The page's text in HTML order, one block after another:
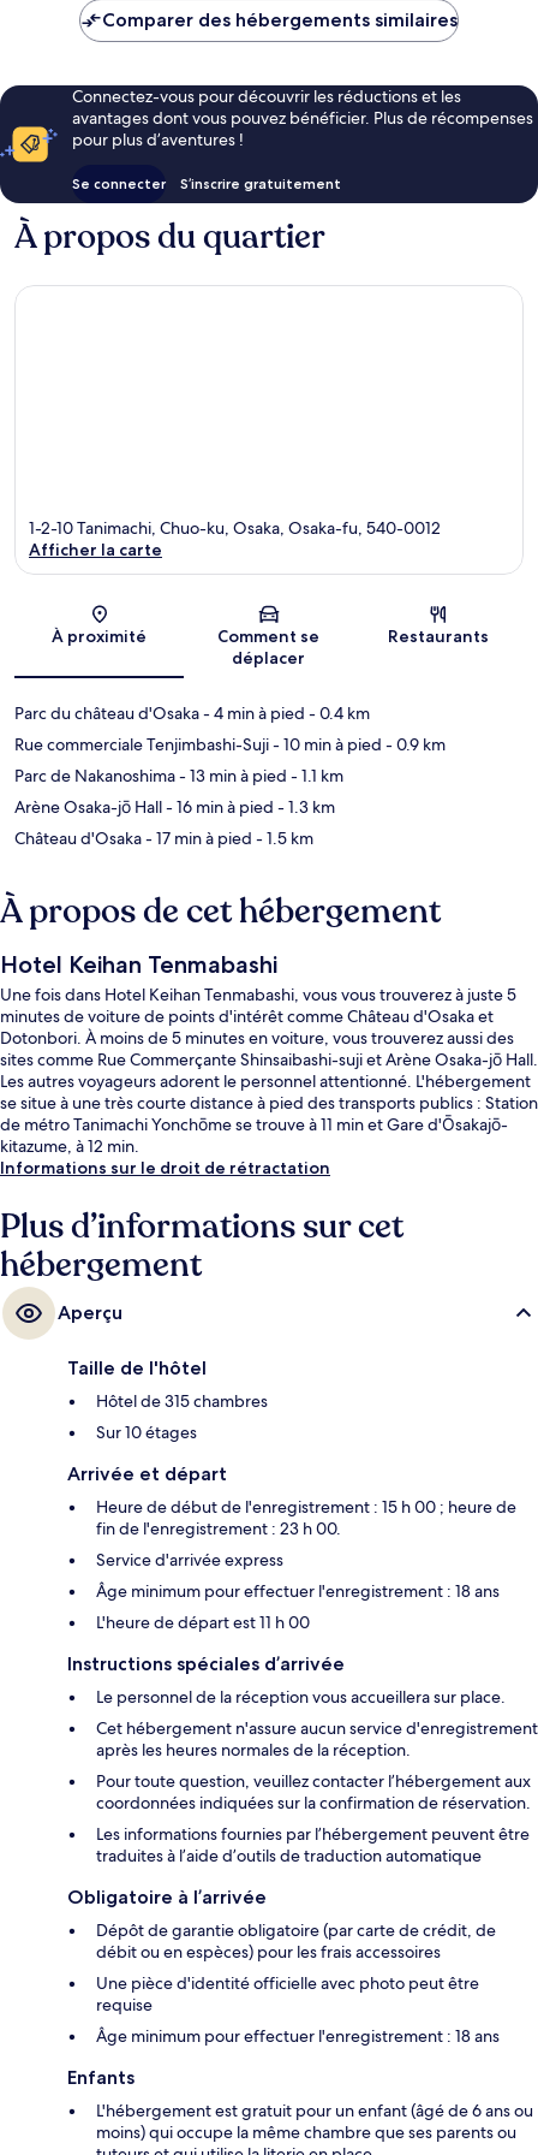
est
de
Comparer des hébergements similaires
Connectez-vous pour découvrir les réductions et les
avantages dont vous pouvez bénéficier. Plus de récompenses
pour plus d’aventures !
Se connecter S’inscrire gratuitement
À propos du quartier
Carte
1-2-10 Tanimachi, Chuo-ku, Osaka, Osaka-fu, 540-0012
Afficher la carte
À proximité
Comment se
déplacer
Restaurants
Parc du château d'Osaka- 4 min à pied - 0.4 km
Rue commerciale Tenjimbashi-Suji- 10 min à pied - 0.9 km
Parc de Nakanoshima- 13 min à pied - 1.1 km
Arène Osaka-jō Hall- 16 min à pied - 1.3 km
Château d'Osaka- 17 min à pied - 1.5 km
À propos de cet hébergement
Hotel Keihan Tenmabashi
Une fois dans Hotel Keihan Tenmabashi, vous vous trouverez à juste 5
minutes de voiture de points d'intérêt comme Château d'Osaka et
Dotonbori. À moins de 5 minutes en voiture, vous trouverez aussi des
sites comme Rue Commerçante Shinsaibashi-suji et Arène Osaka-jō Hall.
Les autres voyageurs adorent le personnel attentionné. L'hébergement
se situe à une très courte distance à pied des transports publics : Station
de métro Tanimachi Yonchōme se trouve à 11 min et Gare d'Ōsakajō-
kitazume, à 12 min.
Informations sur le droit de rétractation
Plus d’informations sur cet
hébergement
Aperçu
Taille de l'hôtel
Hôtel de 315 chambres
Sur 10 étages
Arrivée et départ
Heure de début de l'enregistrement : 15 h 00 ; heure de
fin de l'enregistrement : 23 h 00.
Service d'arrivée express
Âge minimum pour effectuer l'enregistrement : 18 ans
L'heure de départ est 11 h 00
Instructions spéciales d’arrivée
Le personnel de la réception vous accueillera sur place.
Cet hébergement n'assure aucun service d'enregistrement
après les heures normales de la réception.
Pour toute question, veuillez contacter l’hébergement aux
coordonnées indiquées sur la confirmation de réservation.
Les informations fournies par l’hébergement peuvent être
traduites à l’aide d’outils de traduction automatique
Obligatoire à l’arrivée
Dépôt de garantie obligatoire (par carte de crédit, de
débit ou en espèces) pour les frais accessoires
Une pièce d'identité officielle avec photo peut être
requise
Âge minimum pour effectuer l'enregistrement : 18 ans
Enfants
L'hébergement est gratuit pour un enfant (âgé de 6 ans ou
moins) qui occupe la même chambre que ses parents ou